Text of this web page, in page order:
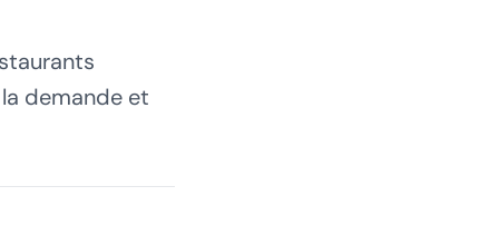
demande et